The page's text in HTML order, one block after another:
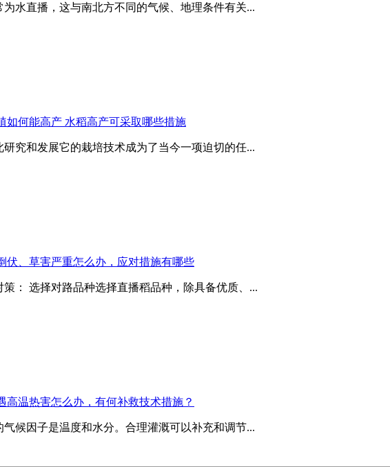
水直播，这与南北方不同的气候、地理条件有关...
如何能高产 水稻高产可采取哪些措施
究和发展它的栽培技术成为了当今一项迫切的任...
伏、草害严重怎么办，应对措施有哪些
： 选择对路品种选择直播稻品种，除具备优质、...
高温热害怎么办，有何补救技术措施？
候因子是温度和水分。合理灌溉可以补充和调节...